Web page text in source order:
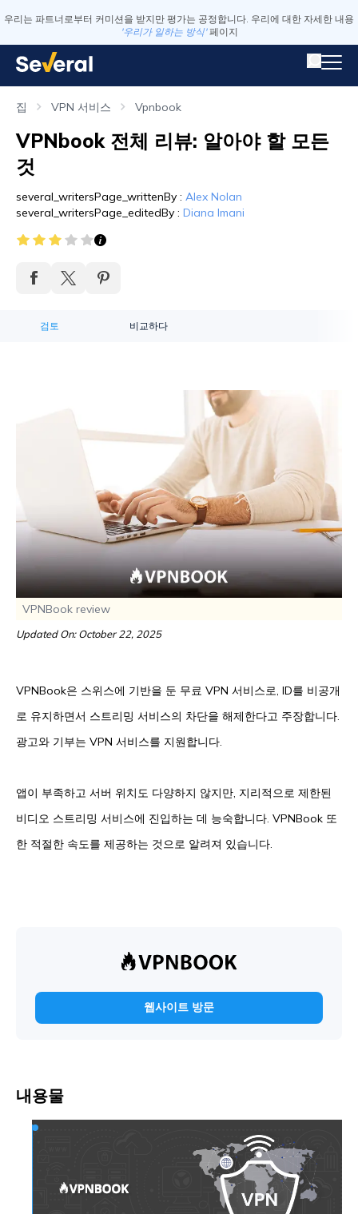
우리는 파트너로부터 커미션을 받지만 평가는 공정합니다. 우리에 대한 자세한 내용
'우리가 일하는 방식' 페이지
집 VPN 서비스 Vpnbook
VPNbook 전체 리뷰: 알아야 할 모든
것
several_writersPage_writtenBy : Alex Nolan
several_writersPage_editedBy : Diana Imani
검토 비교하다
VPNBook review
Updated On: October 22, 2025
VPNBook은 스위스에 기반을 둔 무료 VPN 서비스로, ID를 비공개
로 유지하면서 스트리밍 서비스의 차단을 해제한다고 주장합니다.
광고와 기부는 VPN 서비스를 지원합니다.
앱이 부족하고 서버 위치도 다양하지 않지만, 지리적으로 제한된
비디오 스트리밍 서비스에 진입하는 데 능숙합니다. VPNBook 또
한 적절한 속도를 제공하는 것으로 알려져 있습니다.
웹사이트 방문
내용물